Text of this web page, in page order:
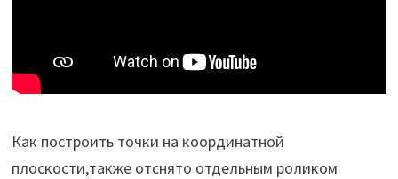
Как построить точки на координатной
плоскости,также отснято отдельным роликом